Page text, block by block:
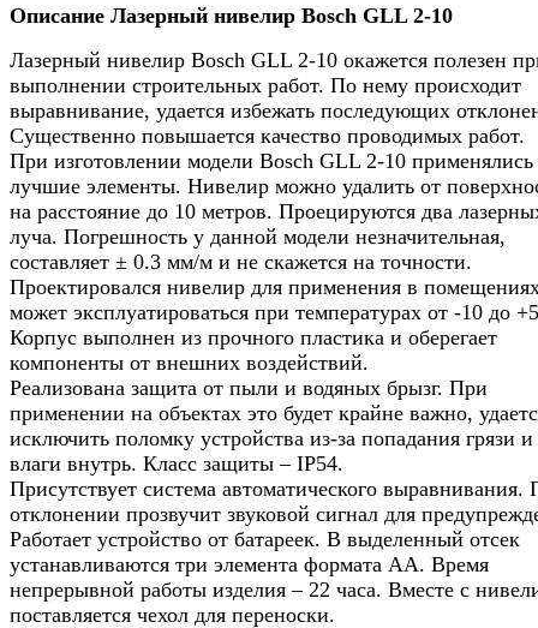
Описание Лазерный нивелир Bosch GLL 2-10
Лазерный нивелир Bosch GLL 2-10 окажется полезен
выполнении строительных работ. По нему происходит
выравнивание, удается избежать последующих
Существенно повышается качество проводимых работ.
При изготовлении модели Bosch GLL 2-10 применялись
лучшие элементы. Нивелир можно удалить от
на расстояние до 10 метров. Проецируются два
луча. Погрешность у данной модели незначительная,
составляет ± 0.3 мм/м и не скажется на точности.
Проектировался нивелир для применения в
может эксплуатироваться при температурах от -10 до
Корпус выполнен из прочного пластика и оберегает
компоненты от внешних воздействий.
Реализована защита от пыли и водяных брызг. При
применении на объектах это будет крайне важно,
исключить поломку устройства из-за попадания грязи и
влаги внутрь. Класс защиты – IP54.
Присутствует система автоматического выравнивания.
отклонении прозвучит звуковой сигнал для
Работает устройство от батареек. В выделенный отсек
устанавливаются три элемента формата АА. Время
непрерывной работы изделия – 22 часа. Вместе с
поставляется чехол для переноски.